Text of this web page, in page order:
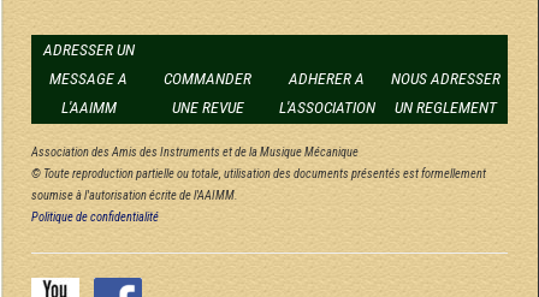
ADRESSER UN
MESSAGE A
L'AAIMM
COMMANDER
UNE REVUE
ADHERER A
L'ASSOCIATION
NOUS ADRESSER
UN REGLEMENT
Association des Amis des Instruments et de la Musique Mécanique
© Toute reproduction partielle ou totale, utilisation des documents présentés est formellement
soumise à l'autorisation écrite de l'AAIMM.
Politique de confidentialité